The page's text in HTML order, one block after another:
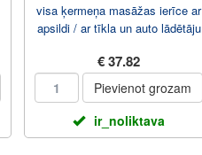
visa ķermeņa masāžas ierīce ar
apsildi / ar tīkla un auto lādētāju
€ 37.82
Pievienot grozam
ir_noliktava